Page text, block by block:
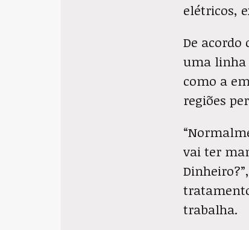
elétricos,
De acordo
uma linha
como a
regiões
vai ter
trabalha.